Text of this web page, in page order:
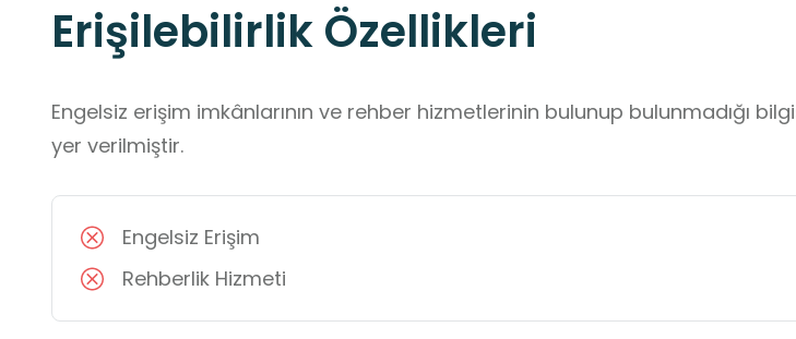
Erişilebilirlik Özellikleri
Engelsiz erişim imkânlarının ve rehber hizmetlerinin bulunup bulunmadığı
yer verilmiştir.
Engelsiz Erişim
Rehberlik Hizmeti